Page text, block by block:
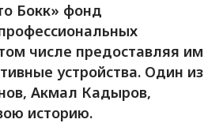
Бокк» фонд
числе предоставляя им
устройства. Один из
Акмал Кадыров,
историю.